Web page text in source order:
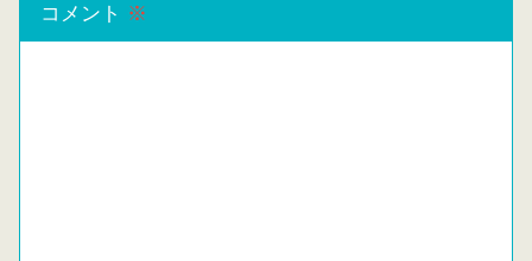
コメント ※